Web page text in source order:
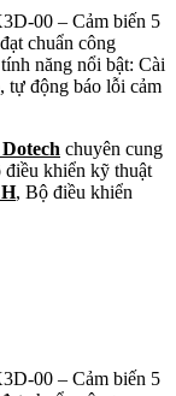
00 – Cảm biến 5
chuẩn công
năng nổi bật: Cài
tự động báo lỗi cảm
chuyên cung
điều khiển kỹ thuật
, Bộ điều khiển
00 – Cảm biến 5